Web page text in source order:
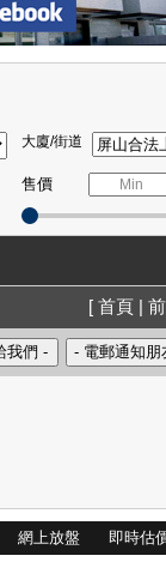
大廈/街道
售價
[ 首頁 |
網上放盤 即時估